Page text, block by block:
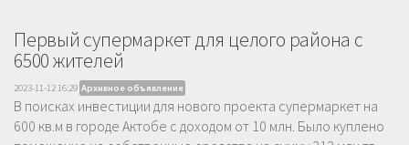
Первый супермаркет для целого района с
6500 жителей
2023-11-12 16:29 Архивное объявление
В поисках инвестиции для нового проекта супермаркет на
600 кв.м в городе Актобе с доходом от 10 млн. Было куплено